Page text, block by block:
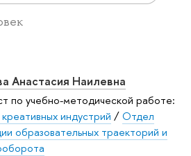
Анастасия Наилевна
по учебно-методической работе:
индустрий /Отдел
образовательных траекторий и